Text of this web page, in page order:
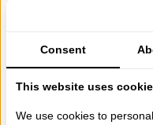
Onze tafelbeschermer
Oeko-Tex certificaat:
Consent
This website uses
We use cookies to